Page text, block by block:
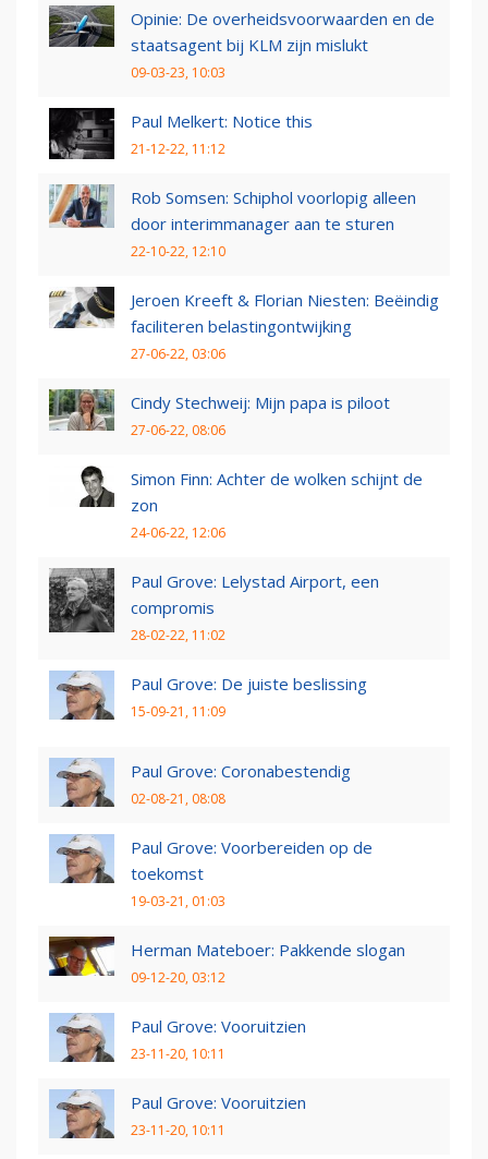
Opinie: De overheidsvoorwaarden en de
staatsagent bij KLM zijn mislukt
09-03-23, 10:03
Paul Melkert: Notice this
21-12-22, 11:12
Rob Somsen: Schiphol voorlopig alleen
door interimmanager aan te sturen
22-10-22, 12:10
Jeroen Kreeft & Florian Niesten: Beëindig
faciliteren belastingontwijking
27-06-22, 03:06
Cindy Stechweij: Mijn papa is piloot
27-06-22, 08:06
Simon Finn: Achter de wolken schijnt de
zon
24-06-22, 12:06
Paul Grove: Lelystad Airport, een
compromis
28-02-22, 11:02
Paul Grove: De juiste beslissing
15-09-21, 11:09
Paul Grove: Coronabestendig
02-08-21, 08:08
Paul Grove: Voorbereiden op de
toekomst
19-03-21, 01:03
Herman Mateboer: Pakkende slogan
09-12-20, 03:12
Paul Grove: Vooruitzien
23-11-20, 10:11
Paul Grove: Vooruitzien
23-11-20, 10:11